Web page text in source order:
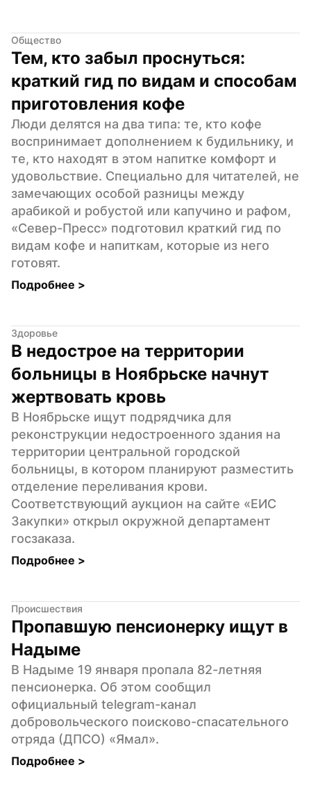
Общество
Тем, кто забыл проснуться:
краткий гид по видам и способам
приготовления кофе
Люди делятся на два типа: те, кто кофе
воспринимает дополнением к будильнику, и
те, кто находят в этом напитке комфорт и
удовольствие. Специально для читателей, не
замечающих особой разницы между
арабикой и робустой или капучино и рафом,
«Север-Пресс» подготовил краткий гид по
видам кофе и напиткам, которые из него
готовят.
Подробнее >
Здоровье
В недострое на территории
больницы в Ноябрьске начнут
жертвовать кровь
В Ноябрьске ищут подрядчика для
реконструкции недостроенного здания на
территории центральной городской
больницы, в котором планируют разместить
отделение переливания крови.
Соответствующий аукцион на сайте «ЕИС
Закупки» открыл окружной департамент
госзаказа.
Подробнее >
Происшествия
Пропавшую пенсионерку ищут в
Надыме
В Надыме 19 января пропала 82-летняя
пенсионерка. Об этом сообщил
официальный telegram-канал
добровольческого поисково-спасательного
отряда (ДПСО) «Ямал».
Подробнее >